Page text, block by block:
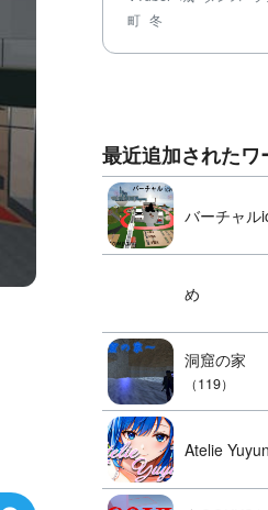
町 冬
最近追加されたワ
バーチャル
め
洞窟の家
（119）
Atelie